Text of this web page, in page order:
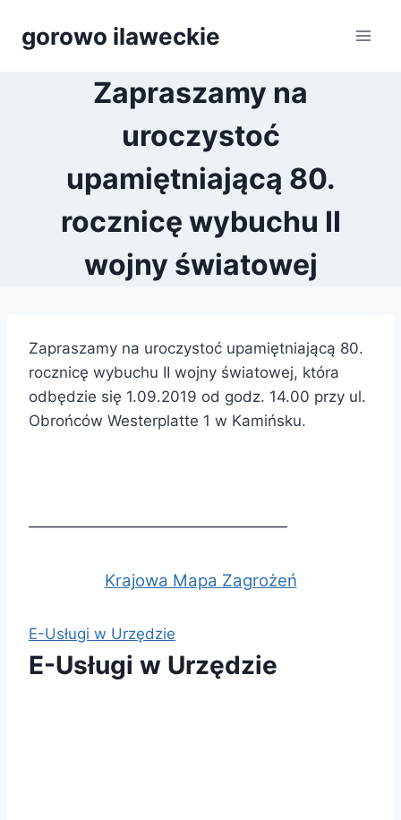
gorowo ilaweckie
Zapraszamy na
uroczystoć
upamiętniającą 80.
rocznicę wybuchu II
wojny światowej
Zapraszamy na uroczystoć upamiętniającą 80.
rocznicę wybuchu II wojny światowej, która
odbędzie się 1.09.2019 od godz. 14.00 przy ul.
Obrońców Westerplatte 1 w Kamińsku.
—————————————————
Krajowa Mapa Zagrożeń
E-Usługi w Urzędzie
E-Usługi w Urzędzie